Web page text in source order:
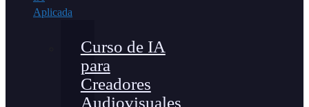
Aplicada
Curso de IA
para
Creadores
Audiovisuales